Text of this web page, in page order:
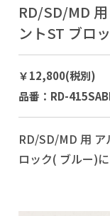
RD/SD/MD
ントST ブロ
￥12,800(税別)
品番：RD-
RD/SD/MD 用 ア
ロック( ブルー)に